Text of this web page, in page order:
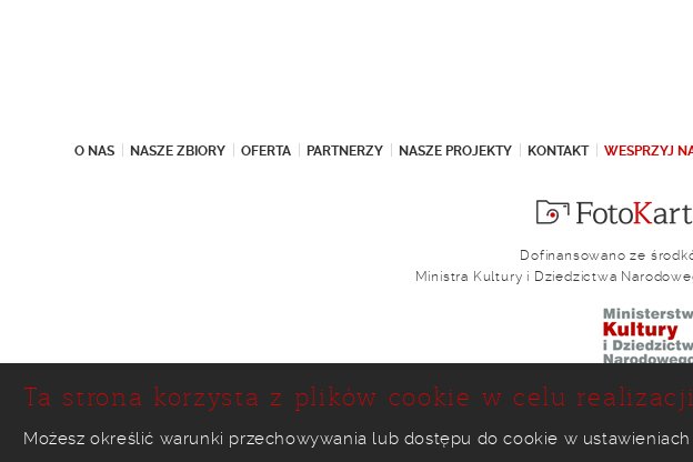
O NAS NASZE ZBIORY OFERTA PARTNERZY NASZE PROJEKTY KONTAKT WESPRZYJ
Dofinansowano ze
Ministra Kultury i Dziedzictwa
Ta strona korzysta z plików cookie w celu
Możesz określić warunki przechowywania lub dostępu do cookie w